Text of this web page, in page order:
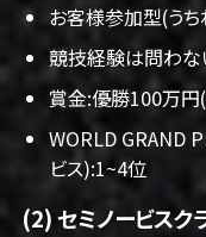
お客様参加型(う
競技経験は問わな
賞金:優勝100万円
WORLD GRAND
ビス):1~4位
(2) セミノービスク